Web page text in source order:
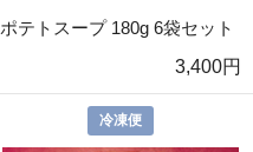
ポテトスープ 180g 6袋セット
3,400円
冷凍便